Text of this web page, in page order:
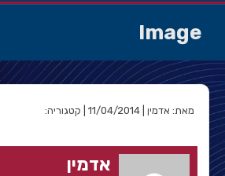
Image
מאת: אדמין | 11/04/2014 | קטגוריה:
אדמין